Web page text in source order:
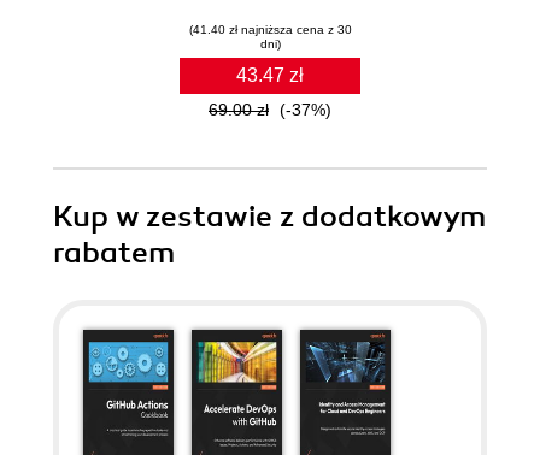
(41.40 zł najniższa cena z 30
dni)
43.47 zł
69.00 zł (-37%)
Kup w zestawie z dodatkowym
rabatem